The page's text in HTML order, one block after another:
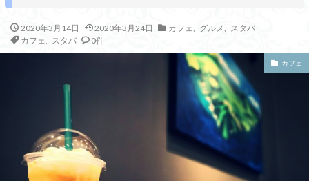
2020年3月14日 2020年3月24日 カフェ グルメ
スタバ
カフェ
スタバ 0件
カフェ